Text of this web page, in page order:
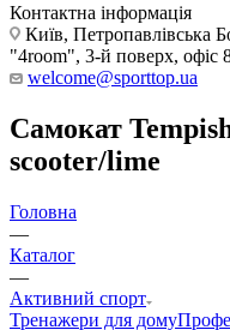
Контактна інформація
Київ, Петропавлівська
"4room", 3-й поверх, офіс
welcome@sporttop.ua
Самокат
scooter/lime
Головна
—
Каталог
—
Активний спорт
Тренажери для дому